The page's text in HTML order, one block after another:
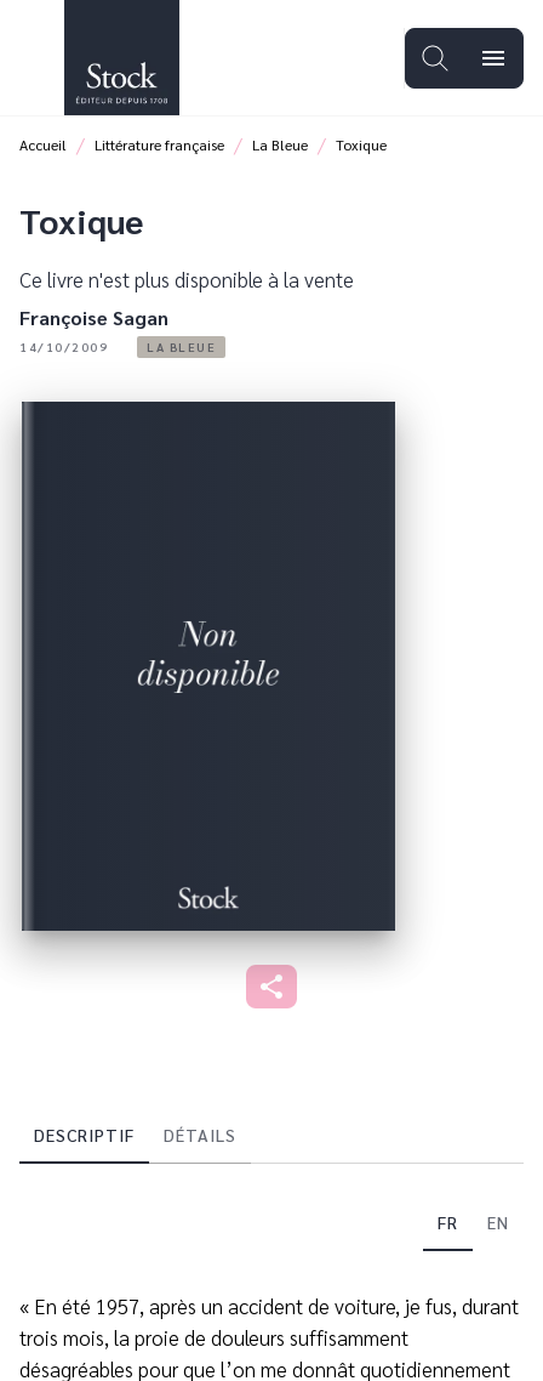
PIED DE PAGE
menu
Accueil / Littérature française / La Bleue / Toxique
Toxique
Ce livre n'est plus disponible à la vente
Françoise Sagan
14/10/2009 LA BLEUE
DESCRIPTIF DÉTAILS
FR EN
« En été 1957, après un accident de voiture, je fus, durant
trois mois, la proie de douleurs suffisamment
désagréables pour que l’on me donnât quotidiennement